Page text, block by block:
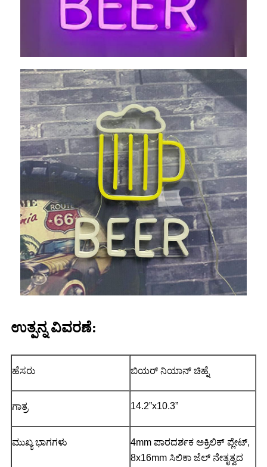
ಉತ್ಪನ್ನ ವಿವರಣೆ:
ಹೆಸರು ಬಿಯರ್ ನಿಯಾನ್ ಚಿಹ್ನೆ
ಗಾತ್ರ 14.2”x10.3”
ಮುಖ್ಯ ಭಾಗಗಳು
4mm ಪಾರದರ್ಶಕ ಅಕ್ರಿಲಿಕ್ ಪ್ಲೇಟ್,
8x16mm ಸಿಲಿಕಾ ಜೆಲ್ ನೇತೃತ್ವದ